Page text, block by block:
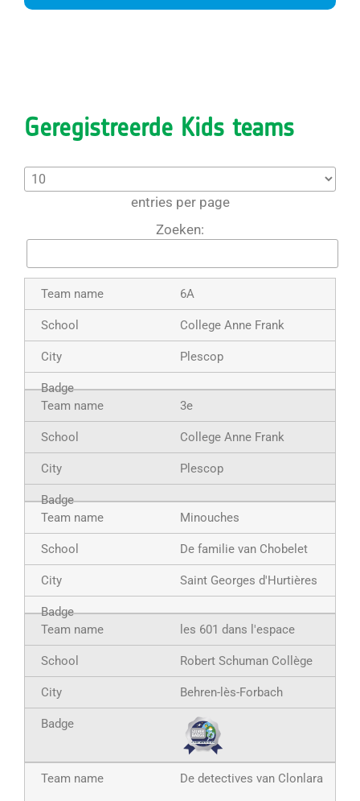
Geregistreerde Kids teams
entries per page
Zoeken:
6A
College Anne Frank
Plescop
3e
College Anne Frank
Plescop
Minouches
De familie van Chobelet
Saint Georges d'Hurtières
les 601 dans l'espace
Robert Schuman Collège
Behren-lès-Forbach
De detectives van Clonlara